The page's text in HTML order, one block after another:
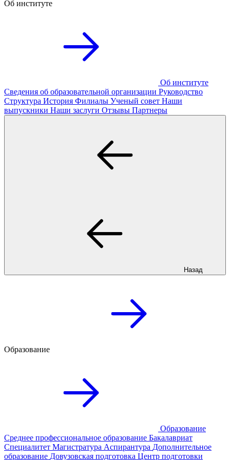
Об институте
Об институте
Сведения об образовательной организации Руководство
Структура История Филиалы Ученый совет Наши
выпускники Наши заслуги Отзывы Партнеры
Назад
Образование
Образование
Среднее профессиональное образование Бакалавриат
Специалитет Магистратура Аспирантура Дополнительное
образование Довузовская подготовка Центр подготовки